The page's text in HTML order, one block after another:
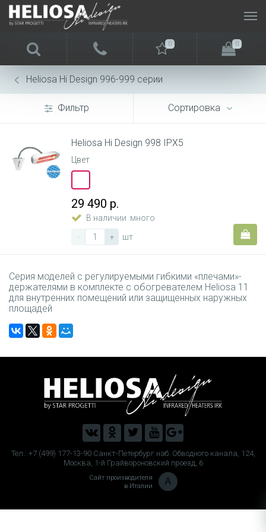
0 0
Heliosa Hi Design 996-999 серии
Фильтр Сортировка
Heliosa Hi Design 998 IPX5
Цвет
29 490 р.
В наличии много
-
+ шт
Серия моделей с регулируемыми гибкими «плечами»-
держателями в комплекте с обогревателем Heliosa 11
для внутренних помещений или защищенных наружных
площадей
Тел.: +7 (499) 177-13-90 Санкт-Петербург наб. Обводного канала, 124,
Москва, 1-й Грайвороновский проезд, 6
Сайт производителя
в Италии
A